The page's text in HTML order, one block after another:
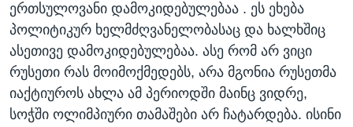
ერთსულოვანი დამოკიდებულებაა . ეს ეხება
პოლიტიკურ ხელმძღვანელობასაც და ხალხშიც
ასეთივე დამოკიდებულებაა. ასე რომ არ ვიცი
რუსეთი რას მოიმოქმედებს, არა მგონია რუსეთმა
იაქტიუროს ახლა ამ პერიოდში მაინც ვიდრე,
სოჭში ოლიმპიური თამაშები არ ჩატარდება. ისინი